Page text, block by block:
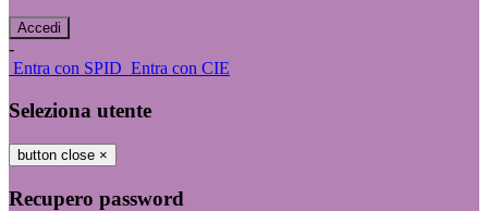
-
Entra con SPID Entra con CIE
Seleziona utente
button close ×
Recupero password